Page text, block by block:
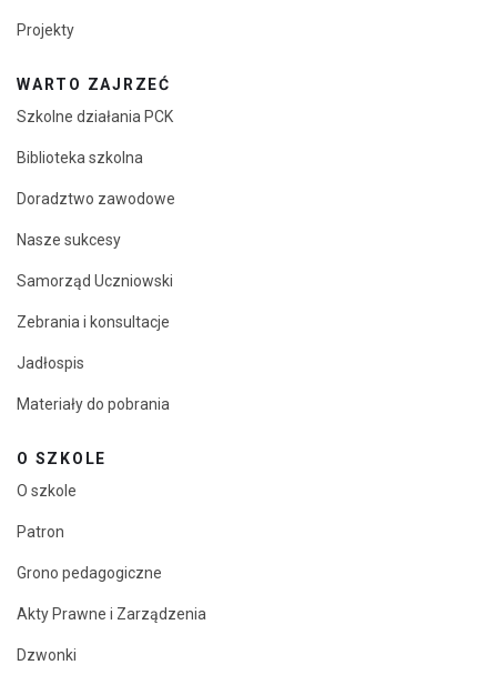
Projekty
WARTO ZAJRZEĆ
Szkolne działania PCK
Biblioteka szkolna
Doradztwo zawodowe
Nasze sukcesy
Samorząd Uczniowski
Zebrania i konsultacje
Jadłospis
Materiały do pobrania
O SZKOLE
O szkole
Patron
Grono pedagogiczne
Akty Prawne i Zarządzenia
Dzwonki